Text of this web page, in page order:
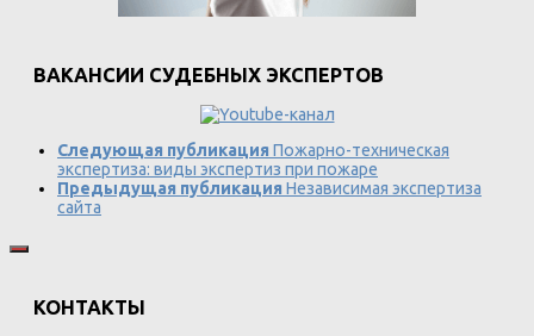
ВАКАНСИИ СУДЕБНЫХ ЭКСПЕРТОВ
Следующая публикация Пожарно-техническая
экспертиза: виды экспертиз при пожаре
Предыдущая публикация Независимая экспертиза
сайта
КОНТАКТЫ